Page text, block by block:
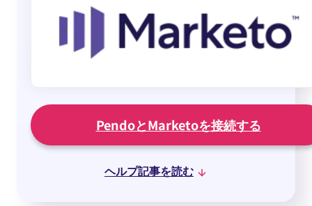
PendoとMarketoを接続する
ヘルプ記事を読む